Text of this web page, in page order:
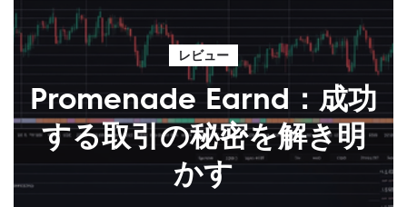
レビュー
Promenade Earnd：成功
する取引の秘密を解き明
かす